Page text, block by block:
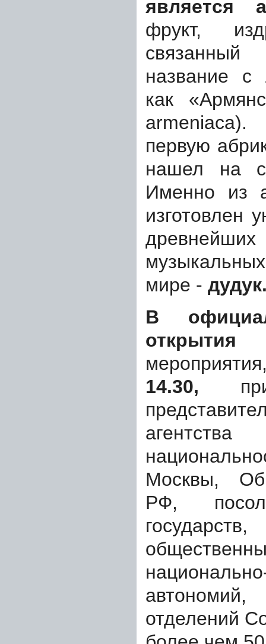
фрукт,
название с
как
первую
нашел на
Именно из
изготовлен
мире -
В
открытия
14.30,
Москвы,
РФ,
отделений